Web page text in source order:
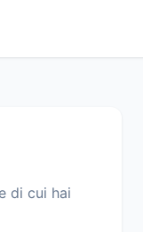
di cui hai